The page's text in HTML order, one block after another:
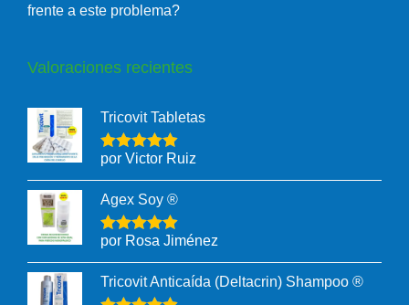
frente a este problema?
Valoraciones recientes
Tricovit Tabletas
por Victor Ruiz
Agex Soy ®
por Rosa Jiménez
Tricovit Anticaída (Deltacrin) Shampoo ®